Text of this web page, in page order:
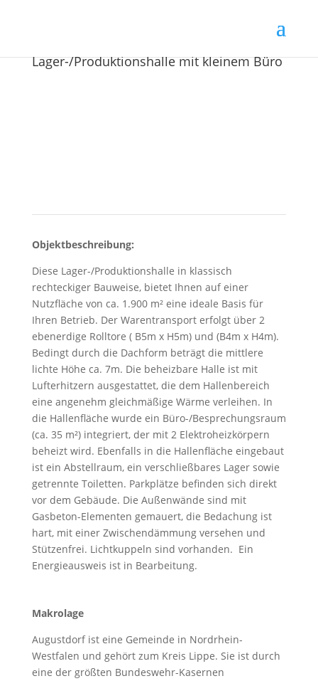
Lager-/Produktionshalle mit kleinem Büro
Objektbeschreibung:
Diese Lager-/Produktionshalle in klassisch
rechteckiger Bauweise, bietet Ihnen auf einer
Nutzfläche von ca. 1.900 m² eine ideale Basis für
Ihren Betrieb. Der Warentransport erfolgt über 2
ebenerdige Rolltore ( B5m x H5m) und (B4m x H4m).
Bedingt durch die Dachform beträgt die mittlere
lichte Höhe ca. 7m. Die beheizbare Halle ist mit
Lufterhitzern ausgestattet, die dem Hallenbereich
eine angenehm gleichmäßige Wärme verleihen. In
die Hallenfläche wurde ein Büro-/Besprechungsraum
(ca. 35 m²) integriert, der mit 2 Elektroheizkörpern
beheizt wird. Ebenfalls in die Hallenfläche eingebaut
ist ein Abstellraum, ein verschließbares Lager sowie
getrennte Toiletten. Parkplätze befinden sich direkt
vor dem Gebäude. Die Außenwände sind mit
Gasbeton-Elementen gemauert, die Bedachung ist
hart, mit einer Zwischendämmung versehen und
Stützenfrei. Lichtkuppeln sind vorhanden. Ein
Energieausweis ist in Bearbeitung.
Makrolage
Augustdorf ist eine Gemeinde in Nordrhein-
Westfalen und gehört zum Kreis Lippe. Sie ist durch
eine der größten Bundeswehr-Kasernen